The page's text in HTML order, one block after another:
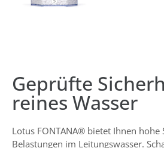
Geprüfte
reines Wasser
Lotus FONTANA® bietet Ihnen hohe
Belastungen im Leitungswasser.